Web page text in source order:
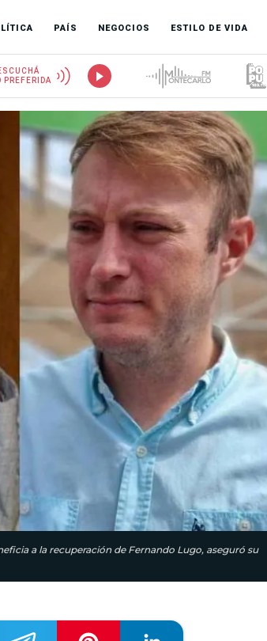
PAÍS NEGOCIOS ESTILO DE VIDA
PREFERIDA
a la recuperación de Fernando Lugo, aseguró su